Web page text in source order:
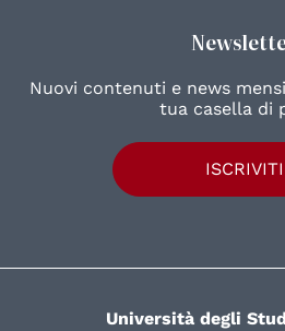
Nuovi contenuti e news
tua casella di
ISCRIVITI
Università degli